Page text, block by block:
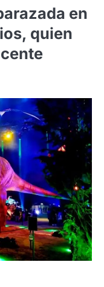
en
quien